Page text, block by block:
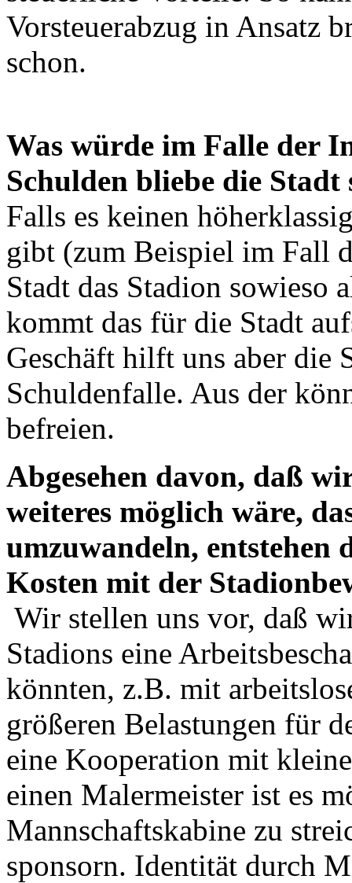
Vorsteuerabzug in Ansatz
schon.
Was würde im Falle der
Schulden bliebe die Stadt
Falls es keinen
gibt (zum Beispiel im Fall
Stadt das Stadion sowieso
kommt das für die Stadt
Geschäft hilft uns aber die
Schuldenfalle. Aus der
befreien.
Abgesehen davon, daß
weiteres möglich wäre,
umzuwandeln, entstehen
Kosten mit der
Wir stellen uns vor, daß
Stadions eine
könnten, z.B. mit
größeren Belastungen für
eine Kooperation mit
einen Malermeister ist es
Mannschaftskabine zu
sponsorn. Identität durch